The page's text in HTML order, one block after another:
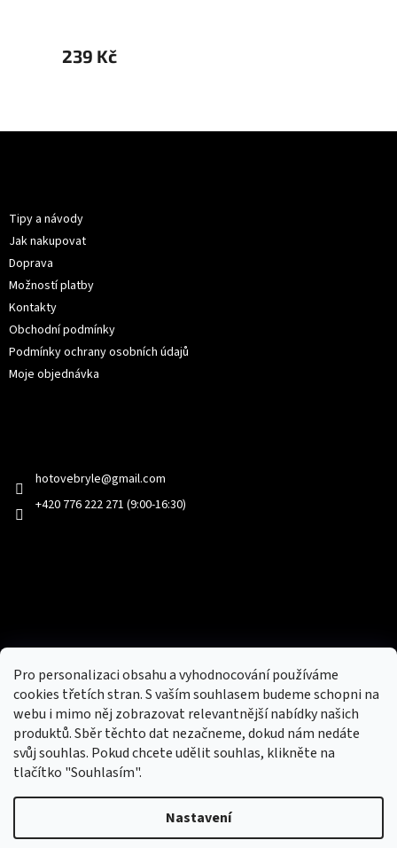
Pro personalizaci obsahu a vyhodnocování používáme
cookies třetích stran. S vaším souhlasem budeme schopni na
webu i mimo něj zobrazovat relevantnější nabídky našich
produktů. Sběr těchto dat nezačneme, dokud nám nedáte
svůj souhlas. Pokud chcete udělit souhlas, klikněte na
tlačítko "Souhlasím".
Nastavení
239 Kč
Tipy a návody
Jak nakupovat
Doprava
Možností platby
Kontakty
Obchodní podmínky
Podmínky ochrany osobních údajů
Moje objednávka
hotovebryle@gmail.com
+420 776 222 271 (9:00-16:30)
Nový obchod s batohy, cestovními zavazadly, tašky a peněženky